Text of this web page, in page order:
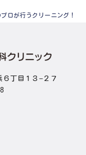
プロが行うクリーニング！
丁目１３−２７